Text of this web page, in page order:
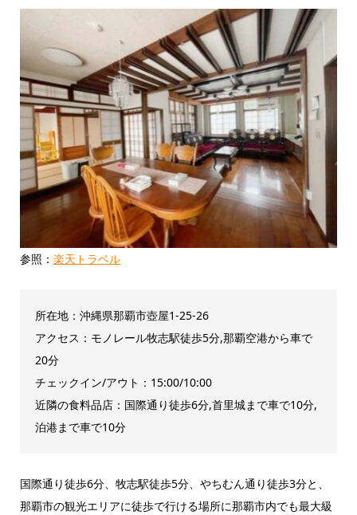
参照： 楽天トラベル
所在地：沖縄県那覇市壺屋1-25-26
アクセス：モノレール牧志駅徒歩5分,那覇空港から車で
20分
チェックイン/アウト：15:00/10:00
近隣の食料品店：国際通り徒歩6分,首里城まで車で10分,
泊港まで車で10分
国際通り徒歩6分、牧志駅徒歩5分、やちむん通り徒歩3分と、
那覇市の観光エリアに徒歩で行ける場所に那覇市内でも最大級